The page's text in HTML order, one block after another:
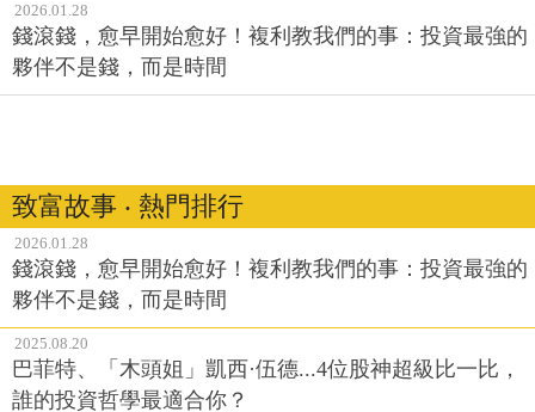
2026.01.28
錢滾錢，愈早開始愈好！複利教我們的事：投資最強的
夥伴不是錢，而是時間
致富故事 ‧ 熱門排行
2026.01.28
錢滾錢，愈早開始愈好！複利教我們的事：投資最強的
夥伴不是錢，而是時間
2025.08.20
巴菲特、「木頭姐」凱西·伍德...4位股神超級比一比，
誰的投資哲學最適合你？